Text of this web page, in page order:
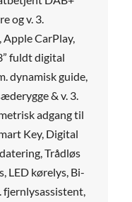
og v. 3.
CarPlay,
fuldt digital
dynamisk guide,
& v. 3.
adgang til
Key, Digital
Trådløs
LED kørelys, Bi-